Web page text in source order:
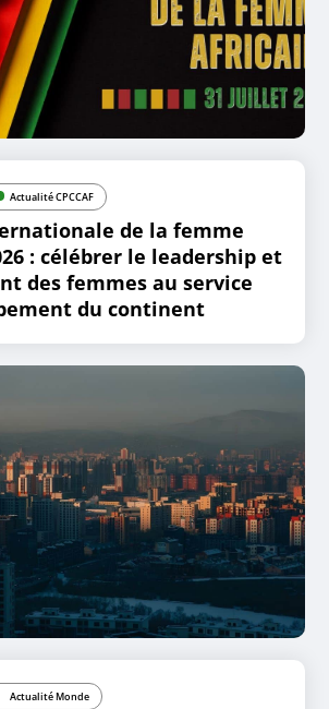
Actualité CPCCAF
de la femme
: célébrer le leadership et
des femmes au service
du continent
Actualité Monde